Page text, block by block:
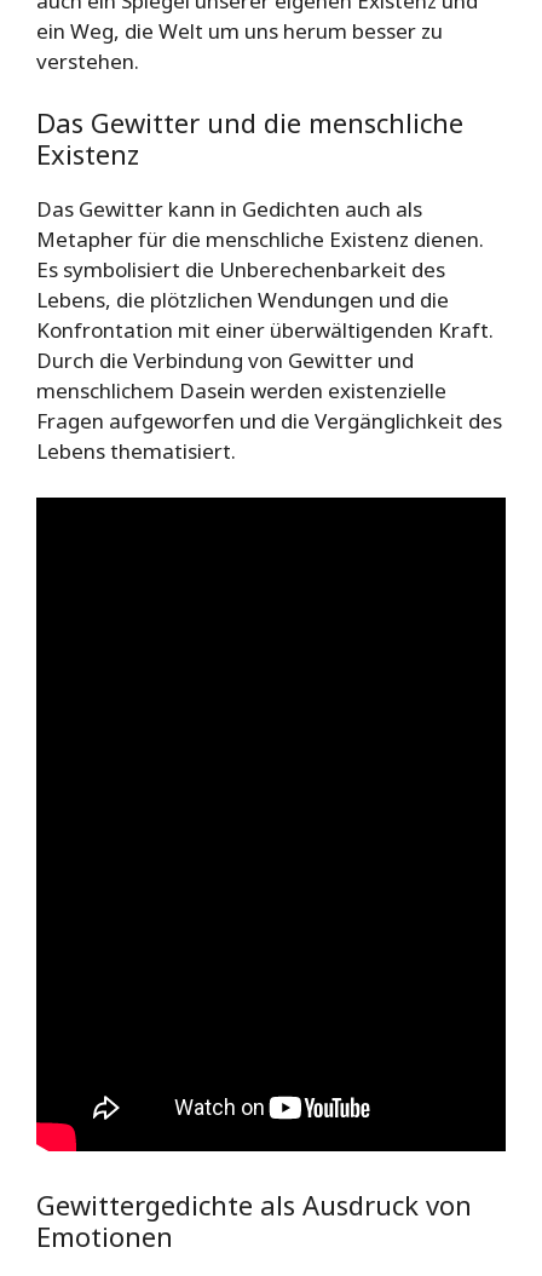
ein Weg, die Welt um uns herum besser zu
verstehen.
Das Gewitter und die menschliche
Existenz
Das Gewitter kann in Gedichten auch als
Metapher für die menschliche Existenz dienen.
Es symbolisiert die Unberechenbarkeit des
Lebens, die plötzlichen Wendungen und die
Konfrontation mit einer überwältigenden Kraft.
Durch die Verbindung von Gewitter und
menschlichem Dasein werden existenzielle
Fragen aufgeworfen und die Vergänglichkeit des
Lebens thematisiert.
Gewittergedichte als Ausdruck von
Emotionen